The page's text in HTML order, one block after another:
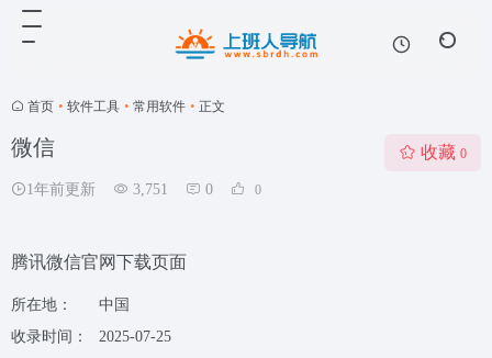
首页 • 软件工具 • 常用软件 • 正文
微信
1年前更新 3,751 0 0
收藏 0
腾讯微信官网下载页面
所在地：
中国
收录时间：
2025-07-25